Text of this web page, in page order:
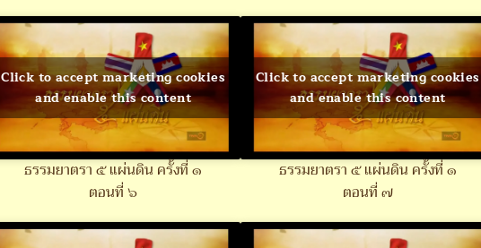
Click to accept marketing cookies
and enable this content
ธรรมยาตรา ๕ แผ่นดิน ครั้งที่ ๑
ตอนที่ ๖
Click to accept marketing cookies
and enable this content
ธรรมยาตรา ๕ แผ่นดิน ครั้งที่ ๑
ตอนที่ ๗